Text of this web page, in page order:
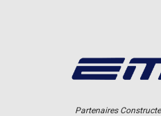
Partenaires